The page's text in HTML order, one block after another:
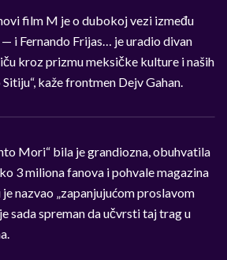
film M je o dubokoj vezi između
i Fernando Frijas… je uradio divan
kroz prizmu meksičke kulture i naših
kaže frontmen Dejv Gahan.
Mori“ bila je grandiozna, obuhvatila
3 miliona fanova i pohvale magazina
je nazvao „zapanjujućom proslavom
sada spreman da učvrsti taj trag u